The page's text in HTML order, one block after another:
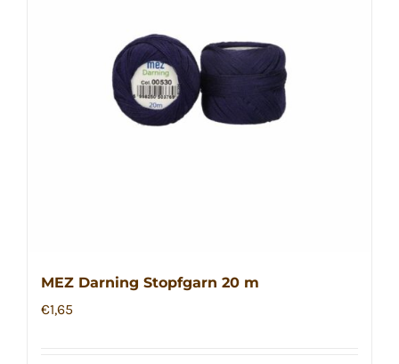
MEZ Darning Stopfgarn 20 m
€1,65